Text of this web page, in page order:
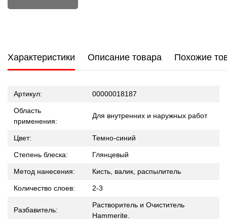
Характеристики Описание товара Похожие
Артикул: 00000018187
Область
применения:
Для внутренних и наружных работ
Цвет: Темно-синий
Степень блеска: Глянцевый
Метод нанесения: Кисть, валик, распылитель
Количество слоев: 2-3
Разбавитель:
Растворитель и Очиститель
Hammerite.